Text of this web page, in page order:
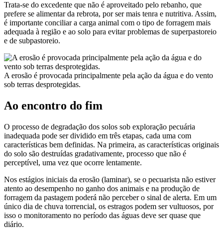
Trata-se do excedente que não é aproveitado pelo rebanho, que
prefere se alimentar da rebrota, por ser mais tenra e nutritiva. Assim,
é importante conciliar a carga animal com o tipo de forragem mais
adequada à região e ao solo para evitar problemas de superpastoreio
e de subpastoreio.
A erosão é provocada principalmente pela ação da água e do vento
sob terras desprotegidas.
Ao encontro do fim
O processo de degradação dos solos sob exploração pecuária
inadequada pode ser dividido em três etapas, cada uma com
características bem definidas. Na primeira, as características originais
do solo são destruídas gradativamente, processo que não é
perceptível, uma vez que ocorre lentamente.
Nos estágios iniciais da erosão (laminar), se o pecuarista não estiver
atento ao desempenho no ganho dos animais e na produção de
forragem da pastagem poderá não perceber o sinal de alerta. Em um
único dia de chuva torrencial, os estragos podem ser vultuosos, por
isso o monitoramento no período das águas deve ser quase que
diário.